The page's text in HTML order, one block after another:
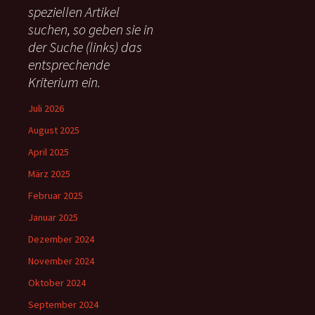
n
a
c
:
speziellen Artikel
suchen, so geben sie in
der Suche (links) das
entsprechende
Kriterium ein.
Juli 2026
August 2025
April 2025
März 2025
Februar 2025
Januar 2025
Dezember 2024
November 2024
Oktober 2024
September 2024